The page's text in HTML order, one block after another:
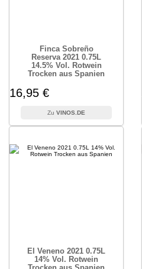
Finca Sobreño
Reserva 2021 0.75L
14.5% Vol. Rotwein
Trocken aus Spanien
16,95 €
VINOS.DE
El Veneno 2021 0.75L
14% Vol. Rotwein